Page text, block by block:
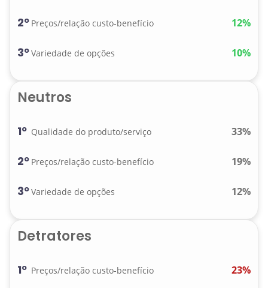
2º Preços/relação custo-benefício 12%
3ºVariedade de opções 10%
Neutros
1º Qualidade do produto/serviço 33%
2º Preços/relação custo-benefício 19%
3ºVariedade de opções 12%
Detratores
1º Preços/relação custo-benefício 23%